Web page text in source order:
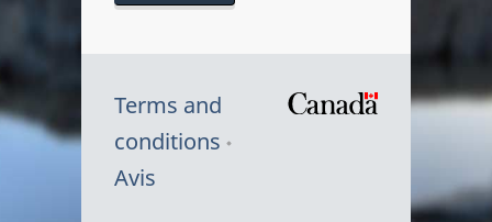
Terms and
conditions
Avis